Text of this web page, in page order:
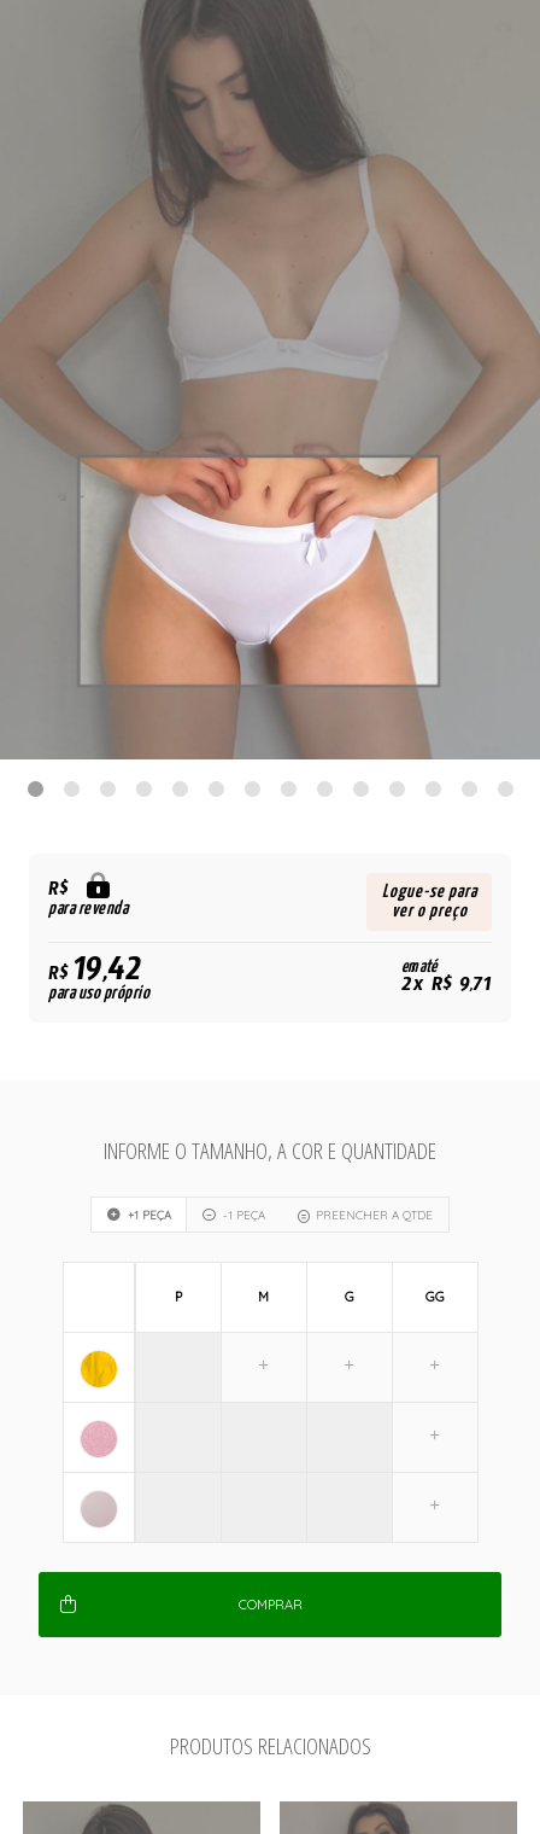
R$
para revenda
Logue-se para
ver o preço
R$19,42
para uso próprio
em até
2x R$ 9,71
INFORME O TAMANHO, A COR E QUANTIDADE
+1 PEÇA -1 PEÇA PREENCHER A QTDE
P M G GG
COMPRAR
PRODUTOS RELACIONADOS